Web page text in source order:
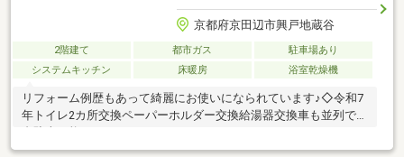
京都府京田辺市興戸地蔵谷
2階建て 都市ガス
駐車場あり
システムキッチン
床暖房 浴室乾燥機
リフォーム例歴もあって綺麗にお使いになられています♪◇令和7
年トイレ2カ所交換ペーパーホルダー交換給湯器交換車も並列で2
台駐車可能ですよ！